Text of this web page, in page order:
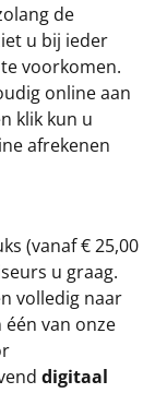
de
u bij ieder
voorkomen.
online aan
klik kun u
afrekenen
(vanaf € 25,00
u graag.
volledig naar
van onze
digitaal